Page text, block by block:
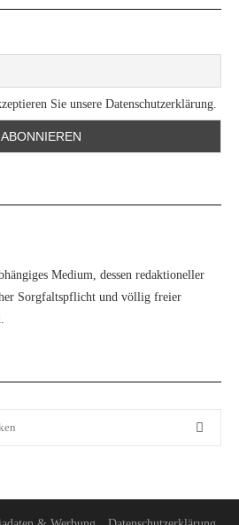
Sie unsere Datenschutzerklärung.
Medium, dessen redaktioneller
Sorgfaltspflicht und völlig freier